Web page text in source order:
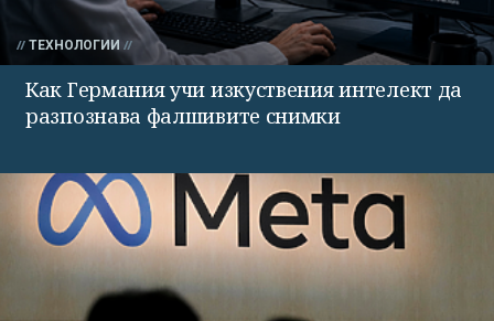
ТЕХНОЛОГИИ
Как Германия учи изкуствения интелект да
разпознава фалшивите снимки